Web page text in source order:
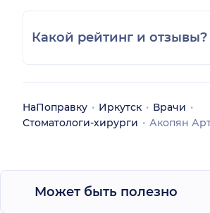
Какой рейтинг и отзывы?
НаПоправку Иркутск
Врачи
Стоматологи-хирурги
Акопян
Может быть полезно